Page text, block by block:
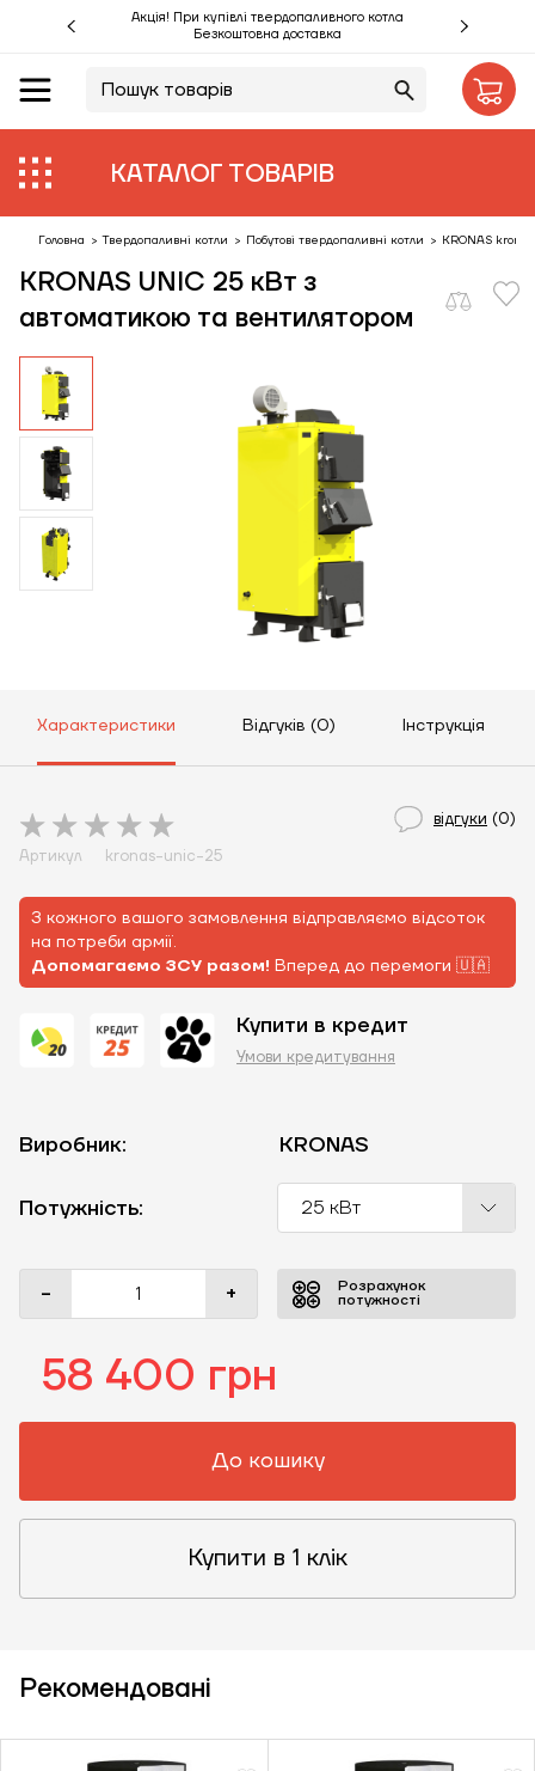
Акція! При купівлі твердопаливного котла
Безкоштовна доставка
КАТАЛОГ ТОВАРІВ
Акції %
Виробники
Об'єкти
Монтаж
Клієнтам
Статті
Контакти
Головна > Твердопаливні котли > Побутові твердопаливні котли > KRONAS
KRONAS UNIC 25 кВт з
автоматикою та вентилятором
Характеристики Відгуків (0) Інструкція
відгуки (0)
Артикул
kronas-unic-25
З кожного вашого замовлення відправляємо відсоток
на потреби армії.
Допомагаємо ЗСУ разом! Вперед до перемоги 🇺🇦
Купити в кредит
Умови кредитування
Виробник: KRONAS
Потужність: 25 кВт
- +
Розрахунок
потужності
58 400 грн
До кошику
Купити в 1 клік
Рекомендовані